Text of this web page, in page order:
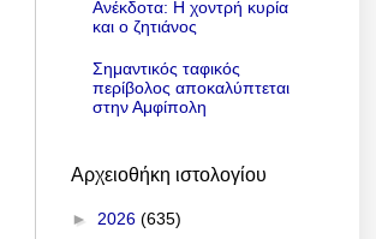
Ανέκδοτα: Η χοντρή κυρία
και ο ζητιάνος
Σημαντικός ταφικός
περίβολος αποκαλύπτεται
στην Αμφίπολη
Αρχειοθήκη ιστολογίου
► 2026 (635)